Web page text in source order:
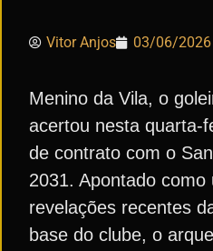
Vitor Anjos 03/06/2026
Menino da Vila, o
acertou nesta quarta-
de contrato com o
2031. Apontado
revelações recentes
base do clube, o